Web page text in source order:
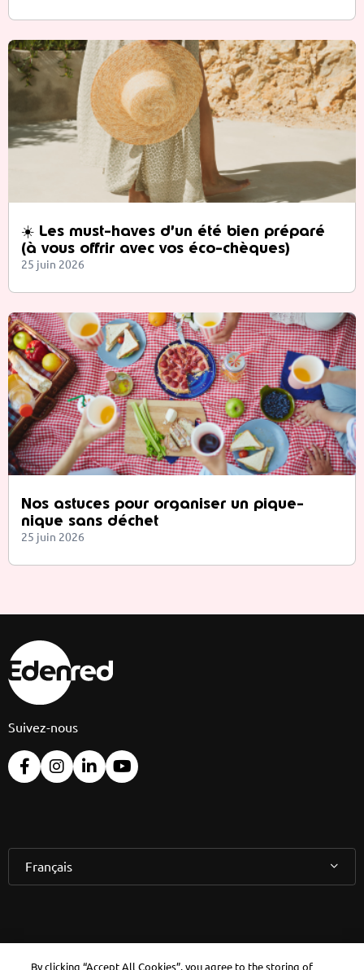
☀️ Les must-haves d’un été bien préparé
(à vous offrir avec vos éco-chèques)
25 juin 2026
Nos astuces pour organiser un pique-
nique sans déchet
25 juin 2026
Suivez-nous
Français
By clicking “Accept All Cookies”, you agree to the storing of